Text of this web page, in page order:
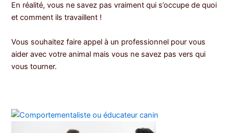
En réalité, vous ne savez pas vraiment qui s’occupe de quoi
et comment ils travaillent !
Vous souhaitez faire appel à un professionnel pour vous
aider avec votre animal mais vous ne savez pas vers qui
vous tourner.